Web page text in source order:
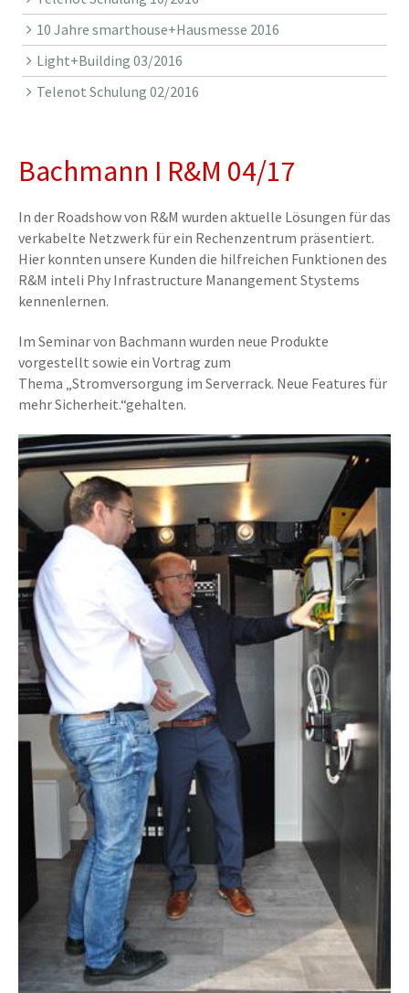
10 Jahre smarthouse+Hausmesse 2016
Light+Building 03/2016
Telenot Schulung 02/2016
Bachmann I R&M 04/17
In der Roadshow von R&M wurden aktuelle Lösungen für das
verkabelte Netzwerk für ein Rechenzentrum präsentiert.
Hier konnten unsere Kunden die hilfreichen Funktionen des
R&M inteli Phy Infrastructure Manangement Stystems
kennenlernen.
Im Seminar von Bachmann wurden neue Produkte
vorgestellt sowie ein Vortrag zum
Thema „Stromversorgung im Serverrack. Neue Features für
mehr Sicherheit.“gehalten.